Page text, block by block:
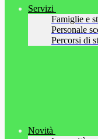
Servizi
Famiglie e
Personale
Percorsi di
Novità